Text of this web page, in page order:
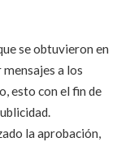
se obtuvieron en
a los
esto con el fin de
la aprobación,